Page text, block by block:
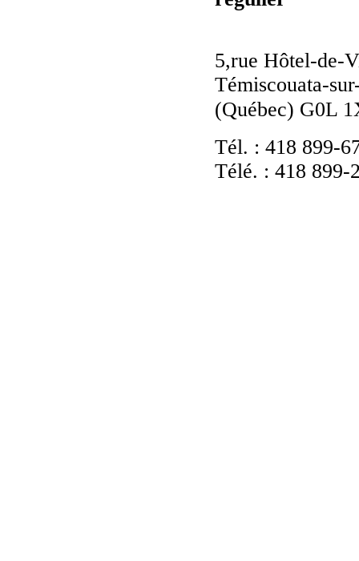
5,rue Hôtel-de-
Témiscouata-
(Québec) G0L
Tél. : 418 899-
Télé. : 418 899-